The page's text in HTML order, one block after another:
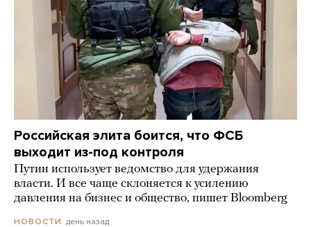
Российская элита боится, что ФСБ
выходит из-под контроля
Путин использует ведомство для удержания
власти. И все чаще склоняется к усилению
давления на бизнес и общество, пишет Bloomberg
НОВОСТИ день назад